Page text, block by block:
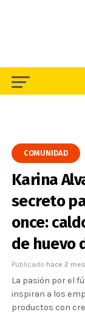
COMUNIDAD
Karina
secreto
once:
de huevo
Publicado hace 2
La pasión por el
inspiran a los
productos con